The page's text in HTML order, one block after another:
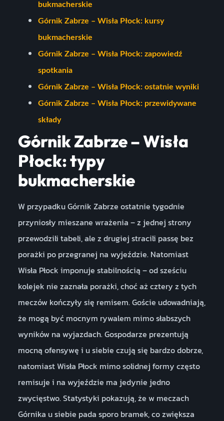
bukmacherskie
Górnik Zabrze – Wisła Płock: kursy
bukmacherskie
Górnik Zabrze – Wisła Płock: zapowiedź
spotkania
Górnik Zabrze – Wisła Płock: ostatnie wyniki
Górnik Zabrze – Wisła Płock: przewidywane
składy
Górnik Zabrze – Wisła
Płock: typy
bukmacherskie
W przypadku Górnik Zabrze ostatnie tygodnie
przyniosły mieszane wrażenia – z jednej strony
przewodzili tabeli, ale z drugiej stracili passę bez
porażki po przegranej na wyjeździe. Natomiast
Wisła Płock imponuje stabilnością – od sześciu
kolejek nie zaznała porażki, choć aż cztery z tych
meczów kończyły się remisem. Goście udowadniają,
że mogą być mocnym rywalem mimo słabszych
wyników na wyjazdach. Gospodarze prezentują
mocną ofensywę i u siebie czują się bardzo dobrze,
natomiast Wisła Płock mimo solidnej formy często
remisuje i na wyjeździe ma jedynie jedno
zwycięstwo. Statystyki pokazują, że w meczach
Górnika u siebie pada sporo bramek, co zwiększa